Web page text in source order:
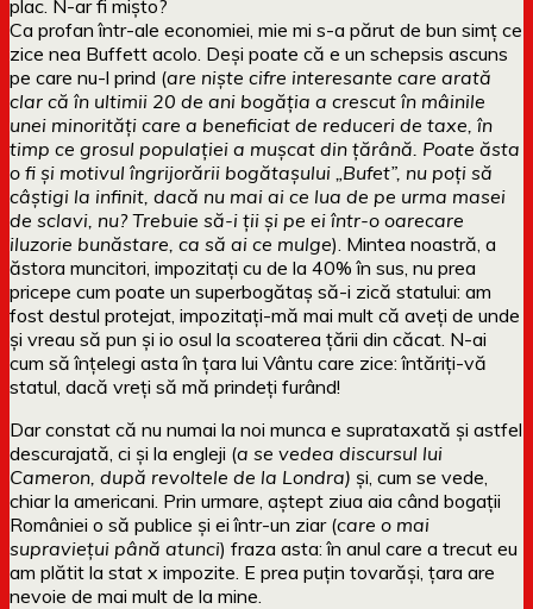
plac. N-ar fi mișto?
Ca profan într-ale economiei, mie mi s-a părut de bun simț ce
zice nea Buffett acolo. Deși poate că e un schepsis ascuns
pe care nu-l prind (are niște cifre interesante care arată
clar că în ultimii 20 de ani bogăția a crescut în mâinile
unei minorități care a beneficiat de reduceri de taxe, în
timp ce grosul populației a mușcat din țărână. Poate ăsta
o fi și motivul îngrijorării bogătașului „Bufet”, nu poți să
câștigi la infinit, dacă nu mai ai ce lua de pe urma masei
de sclavi, nu? Trebuie să-i ții și pe ei într-o oarecare
iluzorie bunăstare, ca să ai ce mulge). Mintea noastră, a
ăstora muncitori, impozitați cu de la 40% în sus, nu prea
pricepe cum poate un superbogătaș să-i zică statului: am
fost destul protejat, impozitați-mă mai mult că aveți de unde
și vreau să pun și io osul la scoaterea țării din căcat. N-ai
cum să înțelegi asta în țara lui Vântu care zice: întăriți-vă
statul, dacă vreți să mă prindeți furând!
Dar constat că nu numai la noi munca e suprataxată și astfel
descurajată, ci și la engleji (a se vedea discursul lui
Cameron, după revoltele de la Londra) și, cum se vede,
chiar la americani. Prin urmare, aștept ziua aia când bogații
României o să publice și ei într-un ziar (care o mai
supraviețui până atunci) fraza asta: în anul care a trecut eu
am plătit la stat x impozite. E prea puțin tovarăși, țara are
nevoie de mai mult de la mine.